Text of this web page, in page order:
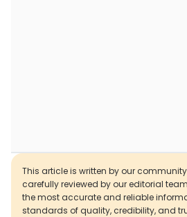
This article is written by our
carefully reviewed by our editorial
the most accurate and reliable
standards of quality, credibility, and